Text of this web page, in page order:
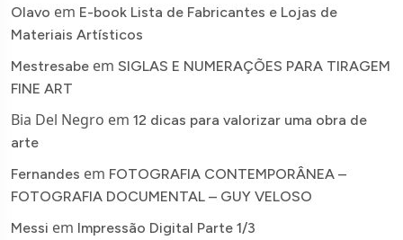
Olavo em E-book Lista de Fabricantes e Lojas de
Materiais Artísticos
Mestresabe em SIGLAS E NUMERAÇÕES PARA TIRAGEM
FINE ART
Bia Del Negro em 12 dicas para valorizar uma obra de
arte
Fernandes em FOTOGRAFIA CONTEMPORÂNEA –
FOTOGRAFIA DOCUMENTAL – GUY VELOSO
Messi em Impressão Digital Parte 1/3